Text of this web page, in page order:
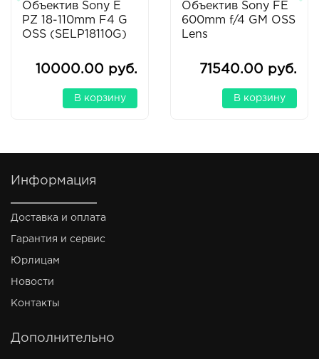
Объектив Sony E
PZ 18-110mm F4 G
OSS (SELP18110G)
10000.00 руб.
В корзину
Объектив Sony FE
600mm f/4 GM OSS
Lens
71540.00 руб.
В корзину
Информация
Доставка и оплата
Гарантия и сервис
Юрлицам
Новости
Контакты
Дополнительно